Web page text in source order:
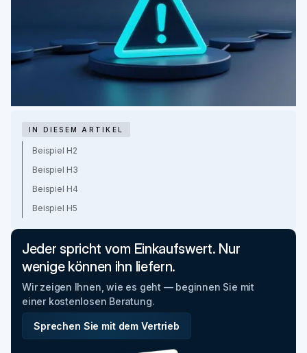
IN DIESEM ARTIKEL
Beispiel H2
Beispiel H3
Beispiel H4
Beispiel H5
Jeder spricht vom Einkaufswert. Nur
wenige können ihn liefern.
Wir zeigen Ihnen, wie es geht — beginnen Sie mit
einer kostenlosen Beratung.
Sprechen Sie mit dem Vertrieb